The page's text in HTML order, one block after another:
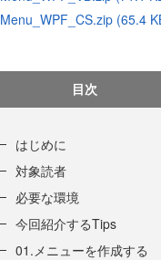
Menu_WPF_CS.zip (65.4
目次
はじめに
対象読者
必要な環境
今回紹介するTips
01.メニューを作成する